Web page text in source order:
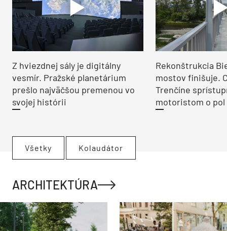
Z hviezdnej sály je digitálny
vesmír. Pražské planetárium
prešlo najväčšou premenou vo
svojej histórii
Rekonštrukcia
mostov finišuje.
Trenčíne
motoristom o pol
Všetky Kolaudátor
ARCHITEKTÚRA